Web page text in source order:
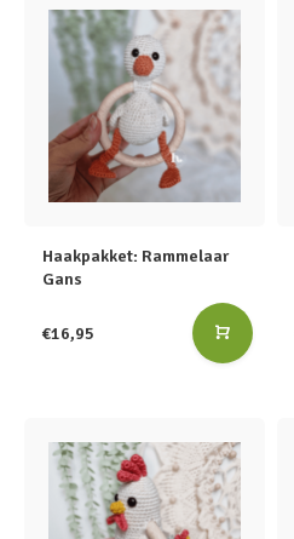
Haakpakket: Rammelaar
Gans
€16,95